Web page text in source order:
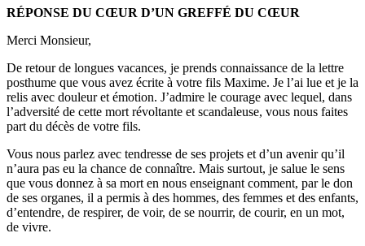
RÉPONSE DU CŒUR D’UN GREFFÉ DU CŒUR
Merci Monsieur,
De retour de longues vacances, je prends connaissance de la lettre
posthume que vous avez écrite à votre fils Maxime. Je l’ai lue et je la
relis avec douleur et émotion. J’admire le courage avec lequel, dans
l’adversité de cette mort révoltante et scandaleuse, vous nous faites
part du décès de votre fils.
Vous nous parlez avec tendresse de ses projets et d’un avenir qu’il
n’aura pas eu la chance de connaître. Mais surtout, je salue le sens
que vous donnez à sa mort en nous enseignant comment, par le don
de ses organes, il a permis à des hommes, des femmes et des enfants,
d’entendre, de respirer, de voir, de se nourrir, de courir, en un mot,
de vivre.